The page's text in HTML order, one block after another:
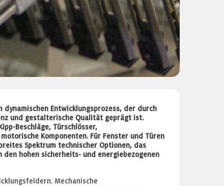
Entwicklungsprozess, der durch
und gestalterische Qualität geprägt ist.
Beschläge, Türschlösser,
Komponenten. Für Fenster und Türen
Spektrum technischer Optionen, das
hohen sicherheits- und energiebezogenen
Mechanische